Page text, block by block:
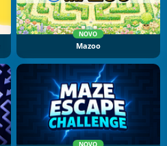
NOVO
Mazoo